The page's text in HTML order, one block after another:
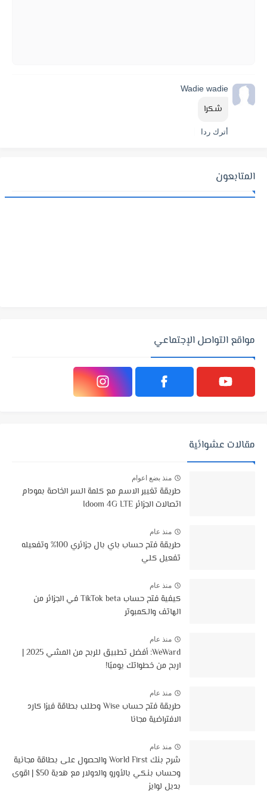
Wadie wadie
شكرا
أترك ردا
المتابعون
مواقع التواصل الإجتماعي
مقالات عشوائية
منذ بضع اعوام
طريقة تغيير الاسم مع كلمة السر الخاصة بمودام
اتصالات الجزائر Idoom 4G LTE
منذ عام
طريقة فتح حساب باي بال جزائري 100% وتفعيله
تفعيل كلي
منذ عام
كيفية فتح حساب TikTok beta في الجزائر من
الهاتف والكمبوتر
منذ عام
WeWard: أفضل تطبيق للربح من المشي 2025 |
اربح من خطواتك يوميًا!
منذ عام
طريقة فتح حساب Wise وطلب بطاقة فيزا كارد
الافتراضية مجانا
منذ عام
شرح بنك World First والحصول على بطاقة مجانية
وحساب بنكي بالأورو والدولار مع هدية 50$ | اقوى
بديل لوايز